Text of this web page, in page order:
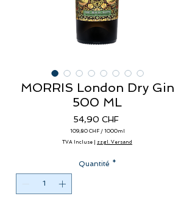
MORRIS London Dry Gin
500 ML
54,90 CHFPrix
109,80 CHF / 1000ml
pour
TVA Incluse | zzgl. Versand
Quantité *